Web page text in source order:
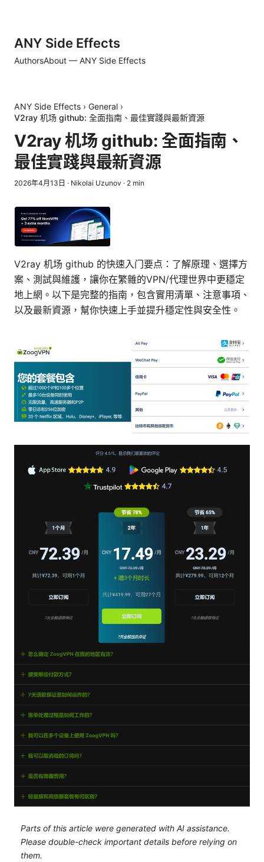
ANY Side Effects
AuthorsAbout — ANY Side Effects
ANY Side Effects › General ›
V2ray 机场 github: 全面指南、最佳實踐與最新資源
V2ray 机场 github: 全面指南、
最佳實踐與最新資源
2026年4月13日 · Nikolai Uzunov · 2 min
V2ray 机场 github 的快速入门要点：了解原理、選擇方
案、測試與維護，讓你在繁雜的VPN/代理世界中更穩定
地上網。以下是完整的指南，包含實用清單、注意事項、
以及最新資源，幫你快速上手並提升穩定性與安全性。
Parts of this article were generated with AI assistance.
Please double-check important details before relying on
them.